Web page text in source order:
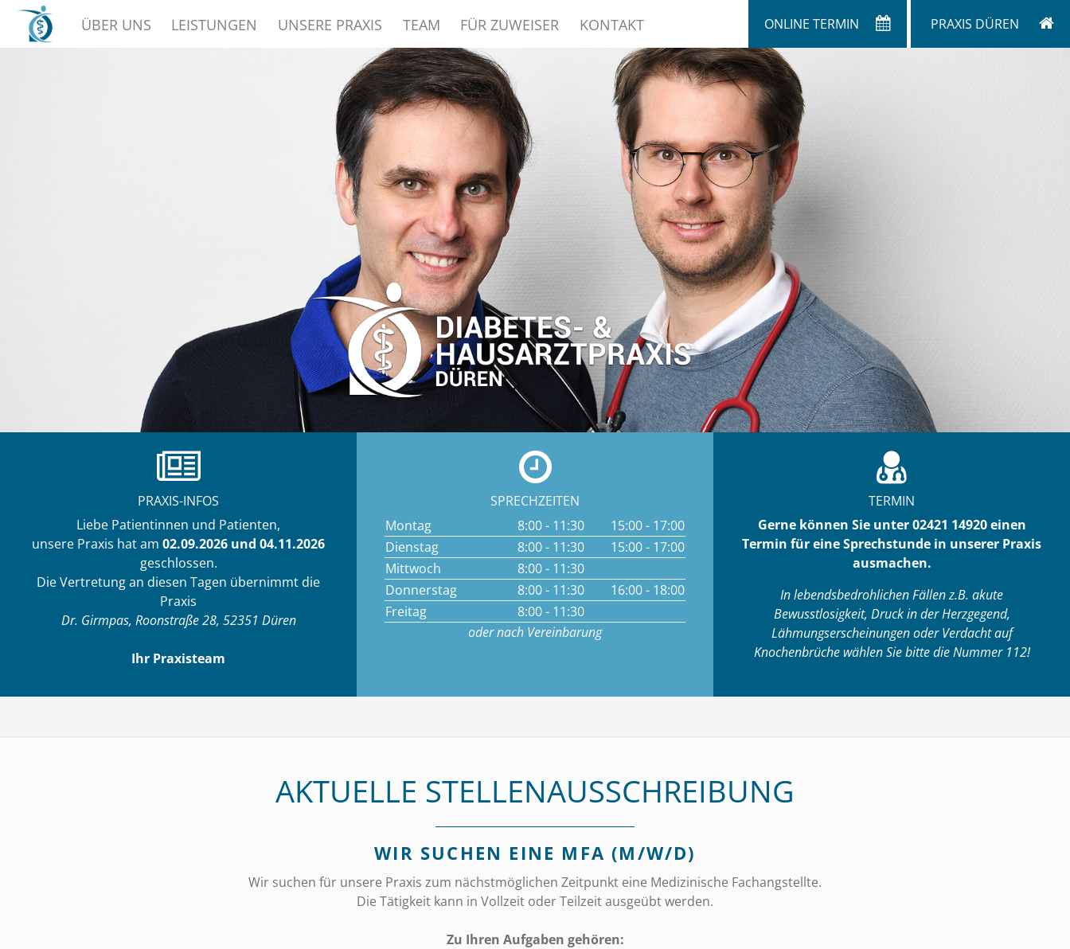
ÜBER UNS LEISTUNGEN UNSERE PRAXIS TEAM FÜR ZUWEISER KONTAKT PRAXIS DÜREN
ONLINE TERMIN
PRAXIS-INFOS
Liebe Patientinnen und Patienten,
unsere Praxis hat am 02.09.2026 und 04.11.2026
geschlossen.
Die Vertretung an diesen Tagen übernimmt die
Praxis
Dr. Girmpas, Roonstraße 28, 52351 Düren
Ihr Praxisteam
SPRECHZEITEN
Montag
8:00 - 11:30
15:00 - 17:00
Dienstag
8:00 - 11:30
15:00 - 17:00
Mittwoch
8:00 - 11:30
Donnerstag
8:00 - 11:30
16:00 - 18:00
Freitag
8:00 - 11:30
oder nach Vereinbarung
TERMIN
Gerne können Sie unter 02421 14920 einen
Termin für eine Sprechstunde in unserer Praxis
ausmachen.
In lebendsbedrohlichen Fällen z.B. akute
Bewusstlosigkeit, Druck in der Herzgegend,
Lähmungserscheinungen oder Verdacht auf
Knochenbrüche wählen Sie bitte die Nummer 112!
AKTUELLE STELLENAUSSCHREIBUNG
WIR SUCHEN EINE MFA (M/W/D)
Wir suchen für unsere Praxis zum nächstmöglichen Zeitpunkt eine Medizinische Fachangstellte.
Die Tätigkeit kann in Vollzeit oder Teilzeit ausgeübt werden.
Zu Ihren Aufgaben gehören: